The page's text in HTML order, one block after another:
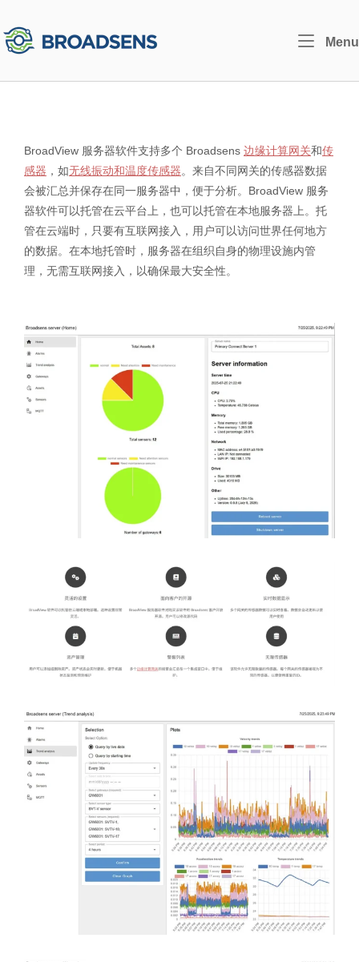
content
Home
Menu
BroadView 服务器软件支持多个 Broadsens 边缘计算网关和传
感器 ，如无线振动和温度传感器。来自不同网关的传感器数据
会被汇总并保存在同一服务器中，便于分析。BroadView 服务
器软件可以托管在云平台上，也可以托管在本地服务器上。托
管在云端时，只要有互联网接入，用户可以访问世界任何地方
的数据。在本地托管时，服务器在组织自身的物理设施内管
理，无需互联网接入，以确保最大安全性。